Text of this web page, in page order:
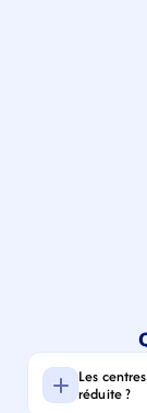
Les
réduite ?